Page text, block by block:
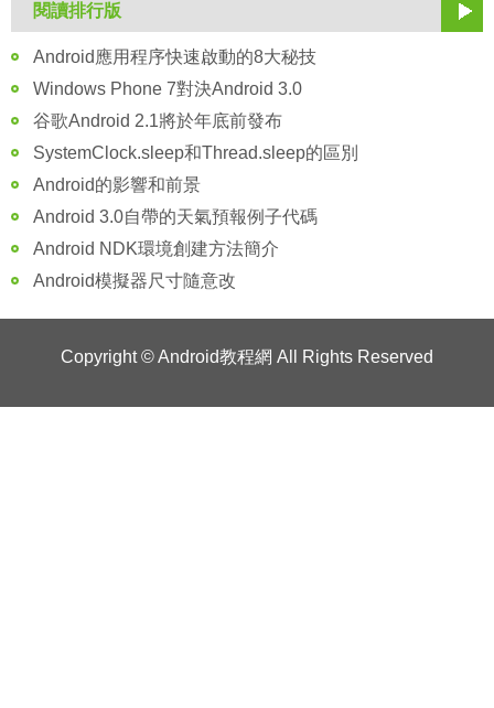
閱讀排行版
Android應用程序快速啟動的8大秘技
Windows Phone 7對決Android 3.0
谷歌Android 2.1將於年底前發布
SystemClock.sleep和Thread.sleep的區別
Android的影響和前景
Android 3.0自帶的天氣預報例子代碼
Android NDK環境創建方法簡介
Android模擬器尺寸隨意改
Copyright ©Android教程網 All Rights Reserved